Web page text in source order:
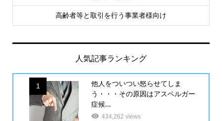
高齢者等と取引を行う事業者様向け
人気記事ランキング
1
他人をついつい怒らせてしま
う・・・その原因はアスペルガー
症候...
434,262 views